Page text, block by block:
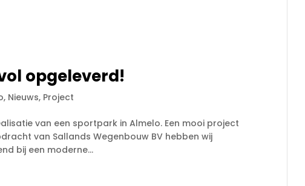
opgeleverd!
, Nieuws, Project
van een sportpark in Almelo. Een mooi project
van Sallands Wegenbouw BV hebben wij
bij een moderne...